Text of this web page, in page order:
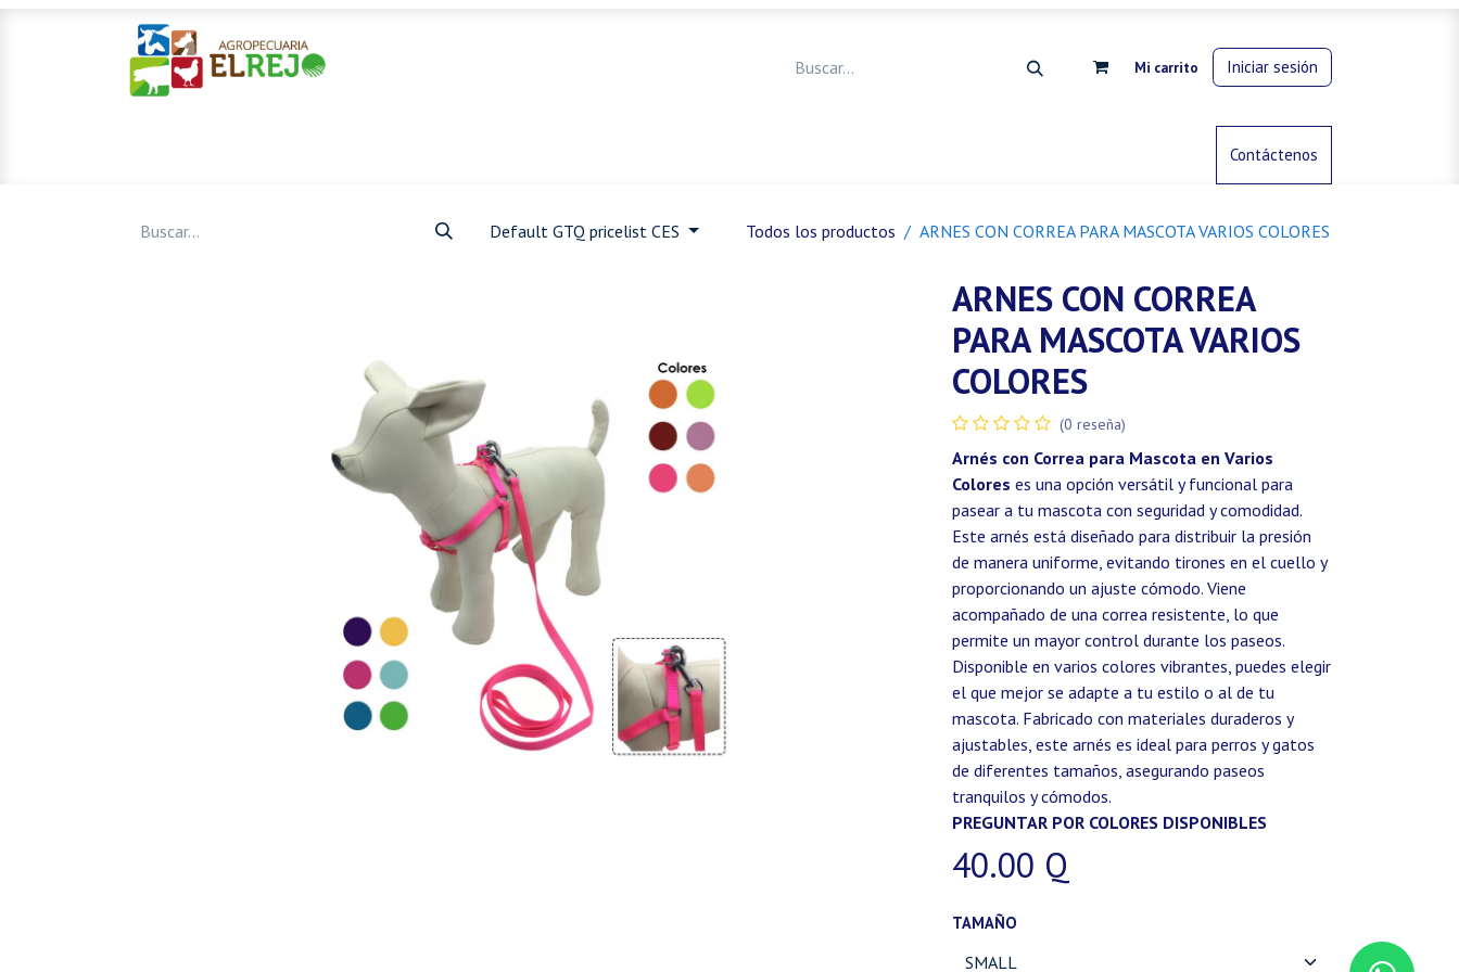
Mi carrito Iniciar sesión
Control de animalesContáctenos
Default GTQ pricelist CES Todos los productos ARNES CON CORREA PARA MASCOTA VARIOS COLORES
ARNES CON CORREA
PARA MASCOTA VARIOS
COLORES
(0 reseña)
Arnés con Correa para Mascota en Varios
Colores es una opción versátil y funcional para
pasear a tu mascota con seguridad y comodidad.
Este arnés está diseñado para distribuir la presión
de manera uniforme, evitando tirones en el cuello y
proporcionando un ajuste cómodo. Viene
acompañado de una correa resistente, lo que
permite un mayor control durante los paseos.
Disponible en varios colores vibrantes, puedes elegir
el que mejor se adapte a tu estilo o al de tu
mascota. Fabricado con materiales duraderos y
ajustables, este arnés es ideal para perros y gatos
de diferentes tamaños, asegurando paseos
tranquilos y cómodos.
PREGUNTAR POR COLORES DISPONIBLES
40.00 Q
TAMAÑO